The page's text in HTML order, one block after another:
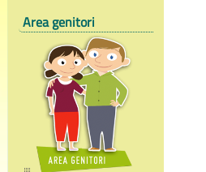
Area genitori